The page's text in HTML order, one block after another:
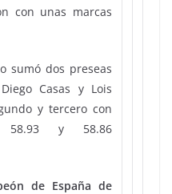
con unas marcas
sumó dos preseas
Casas y Lois
y tercero con
58.93 y 58.86
de España de